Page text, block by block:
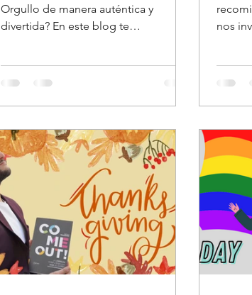
Orgullo de manera auténtica y
divertida? En este blog te
de mesa y una playlist del Orgullo
Orgullo con compromiso y alegría.
Además, conocé la Diversity Box y
descubrí cómo podés transformar la
inclusión en tu organización con un
20% OFF exclusivo para esta
comunidad. ¡Empezá a crear un
cambio cultural real y lleno de
energía! 🎉✨
nos